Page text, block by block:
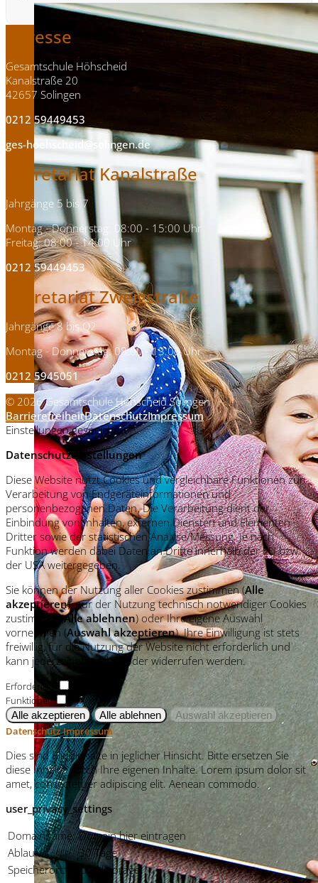
Adresse
Gesamtschule Höhscheid
Kanalstraße 20
42657 Solingen
0212 59449453
ges-hoehscheid@solingen.de
Sekretariat Kanalstraße
Jahrgänge 5 bis 7
Montag - Donnerstag: 08:00 - 15:00 Uhr
Freitag: 08:00 - 14:00 Uhr
0212 59449453
Sekretariat Zweigstraße
Jahrgänge 8 bis Q2
Montag - Donnerstag: 08:00 - 13:00 Uhr
0212 5945051
© 2026 Gesamtschule Höhscheid Solingen
BarrierefreiheitDatenschutzImpressum
Einstellungen gespeichert
Datenschutzeinstellungen
Diese Website nutzt Cookies und vergleichbare Funktionen zur
Verarbeitung von Endgeräteinformationen und
personenbezogenen Daten. Die Verarbeitung dient der
Einbindung von Inhalten, externen Diensten und Elementen
Dritter sowie der statistischen Analyse/Messung. Je nach
Funktion werden dabei Daten an Dritte innerhalb der EU bzw.
der USA weitergegeben.
Sie können der Nutzung aller Cookies zustimmen (Alle
akzeptieren), nur der Nutzung technisch notwendiger Cookies
zustimmen (Alle ablehnen) oder Ihre eigene Auswahl
vornehmen (Auswahl akzeptieren). Ihre Einwilligung ist stets
freiwillig, für die Nutzung der Website nicht erforderlich und
kann jederzeit abgelehnt oder widerrufen werden.
Erforderlich
Funktionell
Datenschutz Impressum
Dies sind Blindinhalte in jeglicher Hinsicht. Bitte ersetzen Sie
diese Inhalte durch Ihre eigenen Inhalte. Lorem ipsum dolor sit
amet, consectetuer adipiscing elit. Aenean commodo.
user_privacy_settings
Domainname: Domain hier eintragen
Ablauf:
30 Tage
Speicherort:
Localstorage